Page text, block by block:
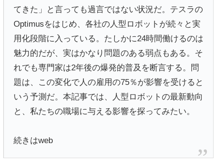
てきた」と言っても過言ではない状況だ。テスラの
Optimusをはじめ、各社の人型ロボットが続々と実
用化段階に入っている。たしかに24時間働けるのは
魅力的だが、実はかなり問題のある弱点もある。そ
れでも専門家は2年後の爆発的普及を断言する。問
題は、この変化で人の雇用の75％が影響を受けると
いう予測だ。本記事では、人型ロボットの最新動向
と、私たちの職場に与える影響を探ってみたい。
続きはweb